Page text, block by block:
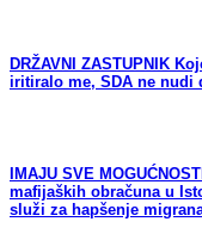
DRŽAVNI ZASTUPNIK
iritiralo me, SDA ne nudi
IMAJU SVE
mafijaških obračuna u
služi za hapšenje